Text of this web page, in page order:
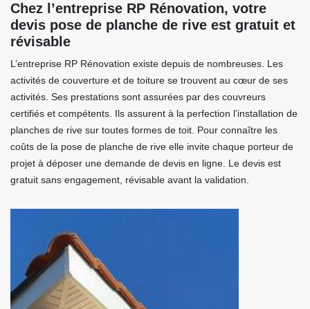
Chez l’entreprise RP Rénovation, votre
devis pose de planche de rive est gratuit et
révisable
L’entreprise RP Rénovation existe depuis de nombreuses. Les
activités de couverture et de toiture se trouvent au cœur de ses
activités. Ses prestations sont assurées par des couvreurs
certifiés et compétents. Ils assurent à la perfection l’installation de
planches de rive sur toutes formes de toit. Pour connaître les
coûts de la pose de planche de rive elle invite chaque porteur de
projet à déposer une demande de devis en ligne. Le devis est
gratuit sans engagement, révisable avant la validation.